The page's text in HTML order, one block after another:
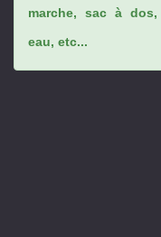
marche, sac à dos,
eau, etc...